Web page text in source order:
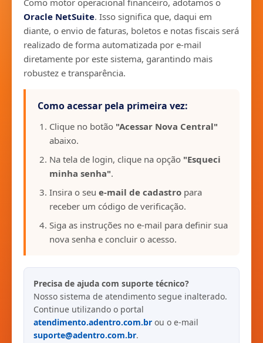
Como motor operacional financeiro, adotamos o
Oracle NetSuite. Isso significa que, daqui em
diante, o envio de faturas, boletos e notas fiscais será
realizado de forma automatizada por e-mail
diretamente por este sistema, garantindo mais
robustez e transparência.
Como acessar pela primeira vez:
Clique no botão "Acessar Nova Central"
abaixo.
Na tela de login, clique na opção "Esqueci
minha senha".
Insira o seu e-mail de cadastro para
receber um código de verificação.
Siga as instruções no e-mail para definir sua
nova senha e concluir o acesso.
Precisa de ajuda com suporte técnico?
Nosso sistema de atendimento segue inalterado.
Continue utilizando o portal
atendimento.adentro.com.br ou o e-mail
suporte@adentro.com.br.